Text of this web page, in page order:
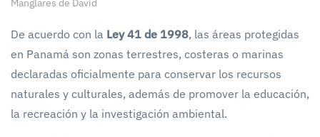
Manglares de David
De acuerdo con la Ley 41 de 1998, las áreas protegidas
en Panamá son zonas terrestres, costeras o marinas
declaradas oficialmente para conservar los recursos
naturales y culturales, además de promover la educación,
la recreación y la investigación ambiental.